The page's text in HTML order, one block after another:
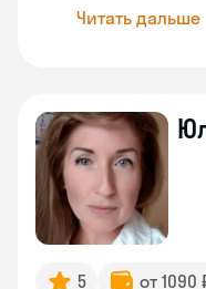
Читать дальше
5 от 1090